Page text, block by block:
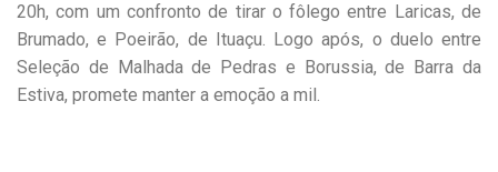
20h, com um confronto de tirar o fôlego entre Laricas, de
Brumado, e Poeirão, de Ituaçu. Logo após, o duelo entre
Seleção de Malhada de Pedras e Borussia, de Barra da
Estiva, promete manter a emoção a mil.